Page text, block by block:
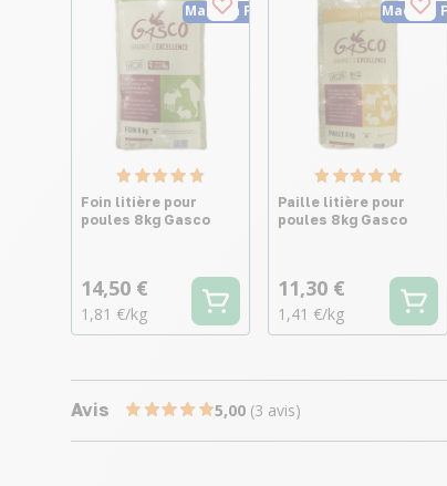
Made in France
Foin litière pour
poules 8kg Gasco
14,50 €
1,81 €/kg
Made in
Paille litière pour
poules 8kg Gasco
11,30 €
1,41 €/kg
Avis 5,00 (3 avis)